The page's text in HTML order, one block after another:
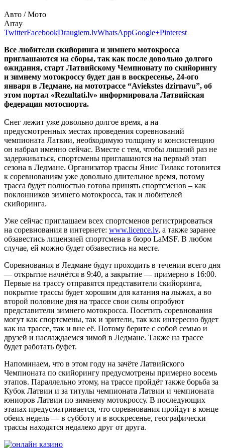
Авто / Мото
Array
TwitterFacebookDraugiem.lvWhatsAppGoogle+Pinterest
Все любители скийоринга и зимнего мотокросса
приглашаются на сборы, так как после довольно долгого
ожидания, старт Латвийскому Чемпионату по скийорингу
и зимнему мотокроссу будет дан в воскресенье, 24-ого
января в Ледмане, на мототрассе “Aviekstes dzirnavu”, об
этом портал «Rezultati.lv» информировала Латвийская
федерация мотоспорта.
Снег лежит уже довольно долгое время, а на
предусмотренных местах проведения соревнований
чемпионата Латвии, необходимую толщину и консистенцию
он набрал именно сейчас. Вместе с тем, чтобы лишний раз не
задерживаться, спортсмены приглашаются на первый этап
сезона в Ледмане. Организатор трассы Янис Тилакс готовится
к соревнованиям уже довольно длительное время, потому
трасса будет полностью готова принять спортсменов – как
поклонников зимнего мотокросса, так и любителей
скийоринга.
Уже сейчас приглашаем всех спортсменов регистрироваться
на соревнования в интернете: www.licence.lv, а также заранее
обзавестись лицензией спортсмена в бюро LaMSF. В любом
случае, ей можно будет обзавестись на месте.
Соревнования в Ледмане будут проходить в течении всего дня
— открытие начнётся в 9:40, а закрытие — примерно в 16:00.
Первые на трассу отправятся представители скийоринга,
покрытие трассы будет хорошим для катания на лыжах, а во
второй половине дня на трассе свои силы опробуют
представители зимнего мотокросса. Посетить соревнования
могут как спортсмены, так и зрители, так как интересно будет
как на трассе, так и вне её. Потому берите с собой семью и
друзей и наслаждаемся зимой в Ледмане. Также на трассе
будет работать буфет.
Напоминаем, что в этом году на зачёте Латвийского
Чемпионата по скийорингу предусмотрены примерно восемь
этапов. Параллельно этому, на трассе пройдёт также борьба за
Кубок Латвии и за титулы чемпионата Латвии и чемпионата
юниоров Латвии по зимнему мотокроссу. В последующих
этапах предусматривается, что соревнования пройдут в конце
обеих недель — в субботу и в воскресенье, географически
трассы находятся недалеко друг от друга.